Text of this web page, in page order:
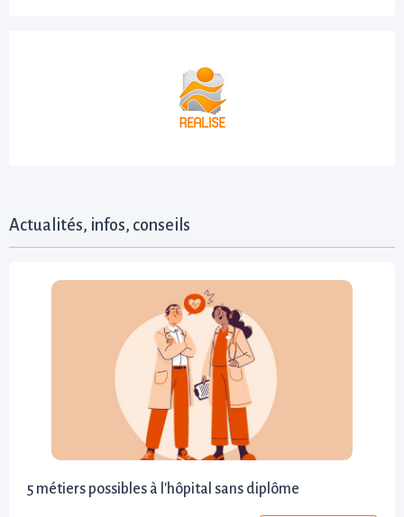
Actualités, infos, conseils
5 métiers possibles à l'hôpital sans diplôme